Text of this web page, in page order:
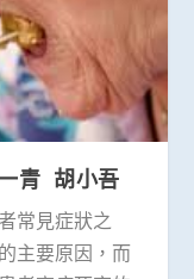
青 胡小吾
常見症狀之
主要原因，而